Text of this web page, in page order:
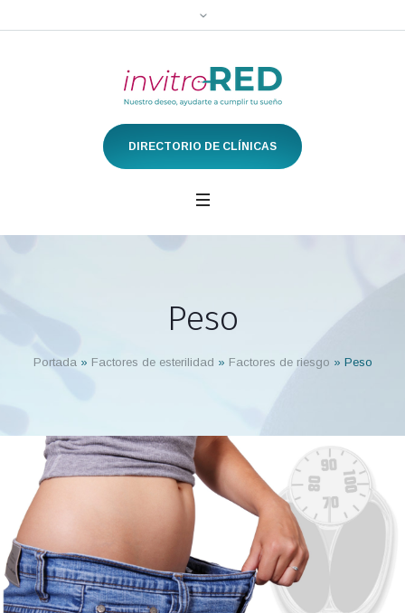
DIRECTORIO DE CLÍNICAS
Peso
Portada» Factores de esterilidad » Factores de riesgo » Peso